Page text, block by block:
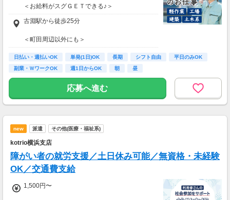
＜お給料がスグＧＥＴできる♪＞
【日払いＯＫ】(規定あり)
【週払いＯＫ】(金〆切、翌金支払い)
日払い&現金手渡しOK！！
＜週5日勤務の場合＞
時給1306円×1日7h勤務×月21日
→月収19万1982円
(＊'ω')σスグに収入ＵＰしたい方必見♪
給与以外に貰える手当が多数！
―――――――――――――――――――
★初勤務手当あり※規定による
★班長手当
⇒1日500円（班長3394名活躍中）
古淵駅から徒歩25分
＜町田周辺以外にも＞
相模大野・小田急相模原・中央林間
東林間・座間・成瀬・長津田・古淵
玉川学園前・新百合ヶ丘など
「学校の近くで」
「駅チカ」 など
日払い・週払いOK 単発(1日)OK 長期 シフト自由
平日のみOK
副業・ＷワークOK
週1日からOK 朝 昼
応募へ進む
new 派遣 その他(医療・福祉系)
kotrio横浜支店
障がい者の就労支援／土日休み可能／無資格・未経験
OK／交通費支給
1,500円〜